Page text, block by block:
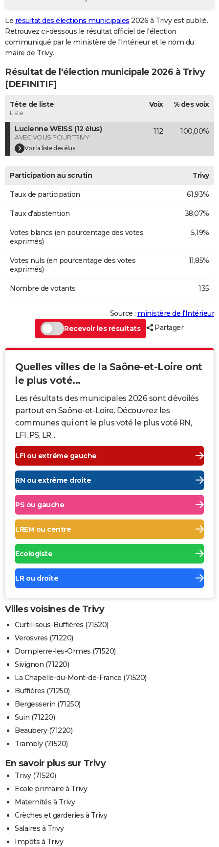
GUIDES D'ACHAT
BONS PLANS
CARTE DE VOEUX
Carte de Noël
Carte Bonne année
Carte Saint-Valentin
Carte Pâques
Carte d'anniversaire
DICTIONNAIRE
Dictionnaire
Biographies
Citations
Expressions
Proverbes
PROGRAMME TV
COPAINS D'AVANT
S'inscrire
Se connecter
Lycées
Collèges
Primaires
Universités
Entreprises
Service militaire
Avis de recherche
AVIS DE DÉCÈS
FORUM
Le résultat des élections municipales 2026 à Trivy est publié.
Retrouvez ci-dessous le résultat officiel de l'élection
communiqué par le ministère de l'Intérieur et le nom du
maire de Trivy.
Résultat de l'élection municipale 2026 à Trivy
[DEFINITIF]
Tête de liste
Liste
Voix % des voix
Lucienne WEISS (12 élus)
AVEC VOUS POUR TRIVY
Voir la liste des élus
112 100,00%
Participation au scrutin Trivy
Taux de participation 61,93%
Taux d'abstention 38,07%
Votes blancs (en pourcentage des votes
exprimés)
5,19%
Votes nuls (en pourcentage des votes
exprimés)
11,85%
Nombre de votants 135
Source : ministère de l’Intérieur
Recevoir les résultats
Partager
Quelles villes de la Saône-et-Loire ont
le plus voté...
Les résultats des municipales 2026 sont dévoilés
partout en Saône-et-Loire. Découvrez les
communes qui ont le plus voté le plus voté RN,
LFI, PS, LR...
LFI ou extrême gauche
RN ou extrême droite
PS ou gauche
LREM ou centre
Ecologiste
LR ou droite
Villes voisines de Trivy
Curtil-sous-Buffières (71520)
Verosvres (71220)
Dompierre-les-Ormes (71520)
Sivignon (71220)
La Chapelle-du-Mont-de-France (71520)
Buffières (71250)
Bergesserin (71250)
Suin (71220)
Beaubery (71220)
Trambly (71520)
En savoir plus sur Trivy
Trivy (71520)
Ecole primaire à Trivy
Maternités à Trivy
Crèches et garderies à Trivy
Salaires à Trivy
Impôts à Trivy